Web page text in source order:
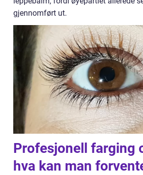
gjennomført ut.
Profesjonell farging
hva kan man